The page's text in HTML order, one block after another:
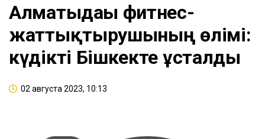
Алматыдағы фитнес-
жаттықтырушының өлімі:
күдікті Бішкекте ұсталды
02 августа 2023, 10:13